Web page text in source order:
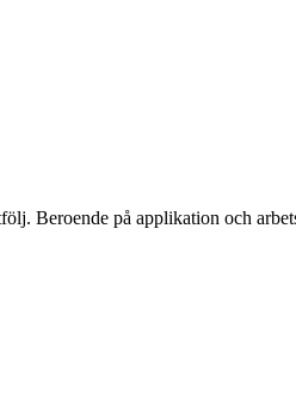
Beroende på applikation och